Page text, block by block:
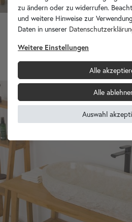
349,90 €
zu ändern oder zu widerrufen.
und weitere Hinweise zur
Daten in unserer
Weitere Einstellungen
Alle
Alle
Auswahl